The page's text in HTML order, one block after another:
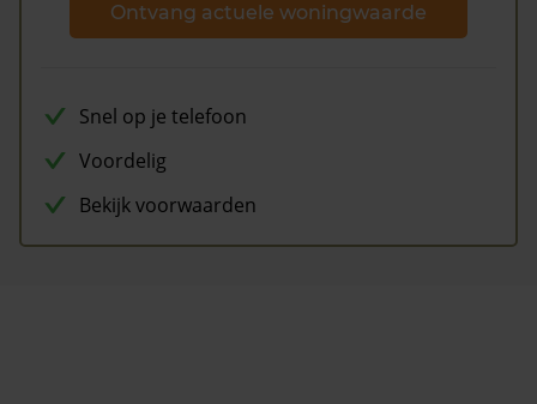
Ontvang actuele woningwaarde
Snel op je telefoon
Voordelig
Bekijk voorwaarden